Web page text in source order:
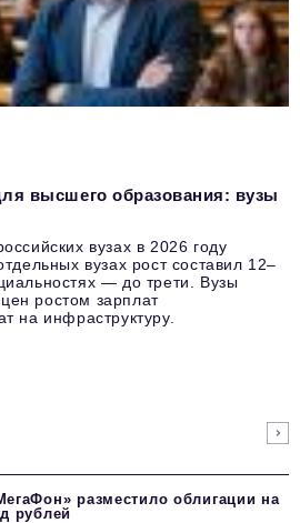
высшего образования: вузы
вузах в 2026 году
вузах рост составил 12–
— до трети. Вузы
ростом зарплат
на инфраструктуру.
разместило облигации на
рублей